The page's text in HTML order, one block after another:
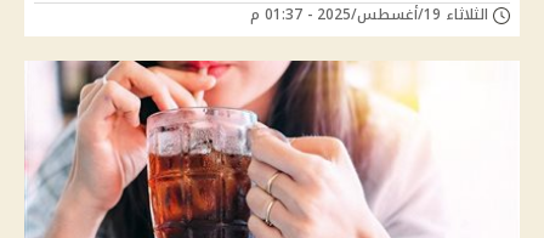
الثلاثاء 19/أغسطس/2025 - 01:37 م